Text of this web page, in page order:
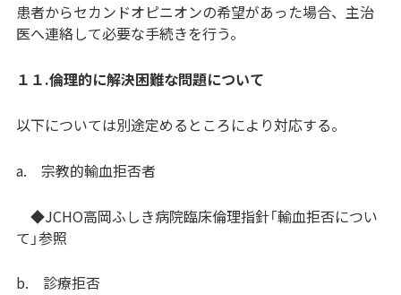
患者からセカンドオピニオンの希望があった場合、主治
医へ連絡して必要な手続きを行う。
１１.倫理的に解決困難な問題について
以下については別途定めるところにより対応する。
a. 宗教的輸血拒否者
◆JCHO高岡ふしき病院臨床倫理指針「輸血拒否につい
て」参照
b. 診療拒否